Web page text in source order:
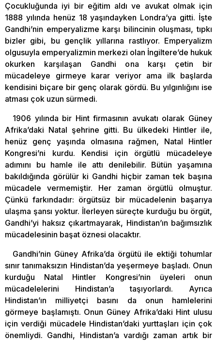
Çocukluğunda iyi bir eğitim aldı ve avukat olmak için
1888 yılında henüz 18 yaşındayken Londra’ya gitti. İşte
Gandhi’nin emperyalizme karşı bilincinin oluşması, tıpkı
bizler gibi, bu gençlik yıllarına rastlıyor. Emperyalizm
olgusuyla emperyalizmin merkezi olan İngiltere’de hukuk
okurken karşılaşan Gandhi ona karşı çetin bir
mücadeleye girmeye karar veriyor ama ilk başlarda
kendisini biçare bir genç olarak gördü. Bu yılgınlığını ise
atması çok uzun sürmedi.
1906 yılında bir Hint firmasının avukatı olarak Güney
Afrika’daki Natal şehrine gitti. Bu ülkedeki Hintler ile,
henüz genç yaşında olmasına rağmen, Natal Hintler
Kongresi’ni kurdu. Kendisi için örgütlü mücadeleye
adımını bu hamle ile attı denilebilir. Bütün yaşamına
bakıldığında görülür ki Gandhi hiçbir zaman tek başına
mücadele vermemiştir. Her zaman örgütlü olmuştur.
Çünkü farkındadır: örgütsüz bir mücadelenin başarıya
ulaşma şansı yoktur. İlerleyen süreçte kurduğu bu örgüt,
Gandhi’yi haksız çıkartmayarak, Hindistan’ın bağımsızlık
mücadelesinin başat öznesi olacaktır.
Gandhi’nin Güney Afrika’da örgütü ile ektiği tohumlar
sınır tanımaksızın Hindistan’da yeşermeye başladı. Onun
kurduğu Natal Hintler Kongresi’nin üyeleri onun
mücadelelerini Hindistan’a taşıyorlardı. Ayrıca
Hindistan’ın milliyetçi basını da onun hamlelerini
görmeye başlamıştı. Onun Güney Afrika’daki Hint ulusu
için verdiği mücadele Hindistan’daki yurttaşları için çok
önemliydi. Gandhi, Hindistan’a vardığı zaman artık bir